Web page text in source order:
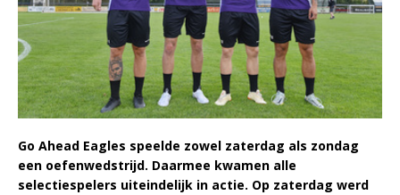
Go Ahead Eagles speelde zowel zaterdag als zondag
een oefenwedstrijd. Daarmee kwamen alle
selectiespelers uiteindelijk in actie. Op zaterdag werd